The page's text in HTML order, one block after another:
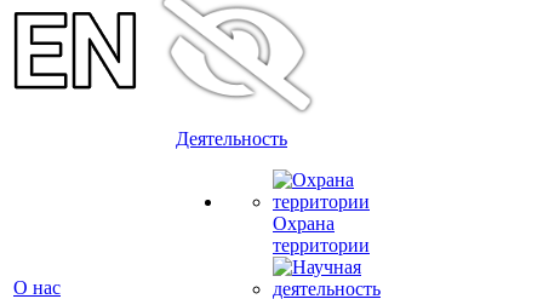
О нас
Деятельность
Охрана
территории